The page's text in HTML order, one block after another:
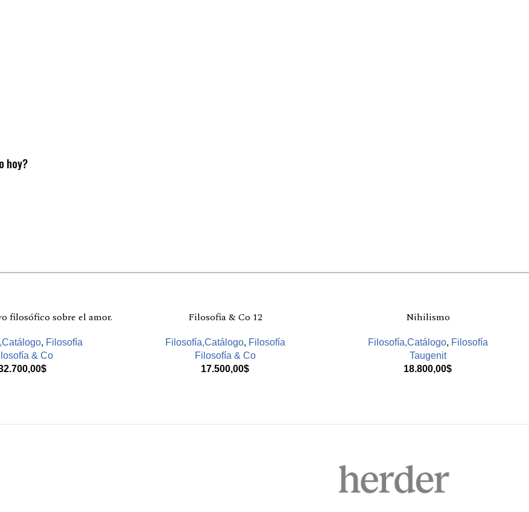
hoy?
filosófico sobre el amor.
, Filosofía
& Co
$
Filosofia & Co 12
Filosofía,Catálogo, Filosofía
Filosofía & Co
17.500,00$
Nihilismo
Filosofía,Catálogo, Filosofía
Taugenit
18.800,00$